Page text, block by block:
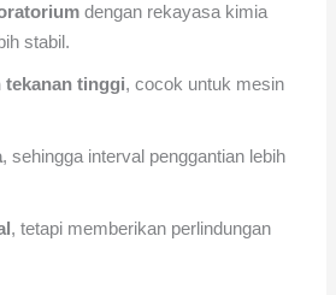
dengan rekayasa kimia
stabil.
tekanan tinggi, cocok untuk mesin
, sehingga interval penggantian lebih
, tetapi memberikan perlindungan